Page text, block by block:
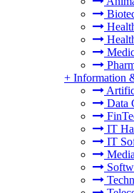
+ Information
Data
IT
IT